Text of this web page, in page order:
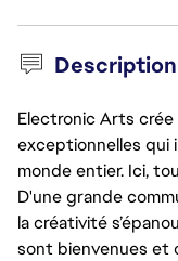
Electronic Arts
exceptionnelles qui
monde entier. Ici,
D'une grande
la créativité
sont bienvenues et